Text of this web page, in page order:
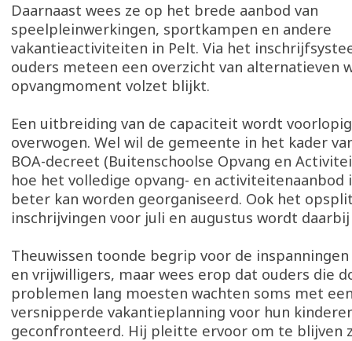
Daarnaast wees ze op het brede aanbod van
speelpleinwerkingen, sportkampen en andere
vakantieactiviteiten in Pelt. Via het
ouders meteen een overzicht van alternatieven
opvangmoment volzet blijkt.
Een uitbreiding van de capaciteit wordt
overwogen. Wel wil de gemeente in het kader
BOA-decreet (Buitenschoolse Opvang en
hoe het volledige opvang- en
beter kan worden georganiseerd. Ook het
inschrijvingen voor juli en augustus wordt
Theuwissen toonde begrip voor de
en vrijwilligers, maar wees erop dat ouders die
problemen lang moesten wachten soms met
versnipperde vakantieplanning voor hun
geconfronteerd. Hij pleitte ervoor om te blijven